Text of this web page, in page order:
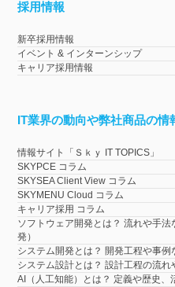
採用情報
新卒採用情報
イベント & インターンシップ
キャリア採用情報
IT業界の動向や弊社商品の情
情報サイト「Ｓｋｙ IT TOPICS」
SKYPCE コラム
SKYSEA Client View コラム
SKYMENU Cloud コラム
キャリア採用 コラム
ソフトウェア開発とは？ 流れや手
発）
システム開発とは？ 開発工程や事例
システム設計とは？ 設計工程の流れ
AI（人工知能）とは？ 定義や歴史、